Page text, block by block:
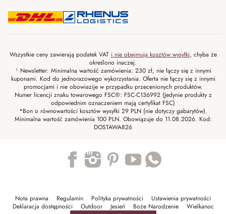
Wszystkie ceny zawierają podatek VAT i nie obejmują kosztów wysyłki, chyba że
określono inaczej.
¹ Newsletter: Minimalna wartość zamówienia: 230 zł, nie łączy się z innymi
kuponami. Kod do jednorazowego wykorzystania. Oferta nie łączy się z innymi
promocjami i nie obowiazije w przypadku przecenionych produktów.
Numer licencji znaku towarowego FSC®: FSC-C136992 (Jedynie produkty z
odpowiednim oznaczeniem mają certyfikat FSC)
*Bon o równowartości kosztów wysyłki 29 PLN (nie dotyczy gabarytów).
Minimalna wartość zamówienia 100 PLN. Obowiązuje do 11.08.2026. Kod:
DOSTAWA826
Nota prawna Regulamin Polityka prywatności
Ustawienia prywatności
Deklaracja dostępności
Outdoor Jesień Boże Narodzenie Wielkanoc